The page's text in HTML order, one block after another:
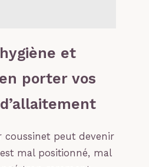
et
porter vos
coussinet peut devenir
mal positionné, mal